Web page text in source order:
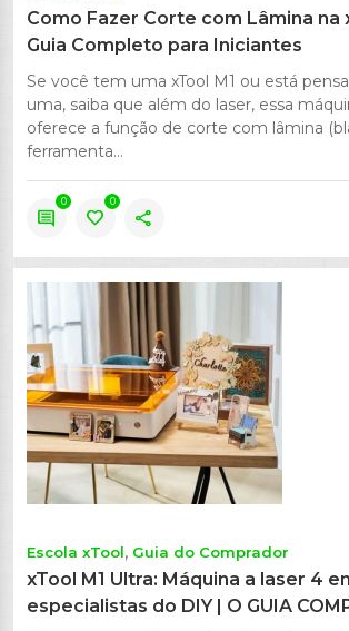
Como Fazer Corte com Lâmina na
Guia Completo para Iniciantes
Se você tem uma xTool M1 ou está
uma, saiba que além do laser, essa
oferece a função de corte com lâmina
ferramenta...
comment
0
favorite
0
share
Escola xTool Guia do Comprador
xTool M1 Ultra: Máquina a laser 4
especialistas do DIY | O GUIA